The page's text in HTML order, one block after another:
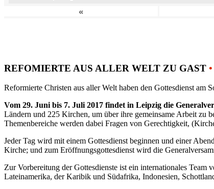
«
REFOMIERTE AUS ALLER WELT ZU GAST •
Reformierte Christen aus aller Welt haben den Gottesdienst
Vom 29. Juni bis 7. Juli 2017 findet in Leipzig die
Ländern und 225 Kirchen, um über ihre gemeinsame Arbeit zu
Themenbereiche werden dabei Fragen von Gerechtigkeit,
Jeder Tag wird mit einem Gottesdienst beginnen und einer
Kirche; und zum Eröffnungsgottesdienst wird die
Zur Vorbereitung der Gottesdienste ist ein internationales
Lateinamerika, der Karibik und Südafrika, Indonesien,